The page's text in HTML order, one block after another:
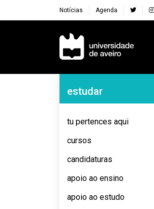
Notícias Agenda
Navegação Principal
Navegação
estudar
tu pertences aqui
cursos
candidaturas
apoio ao ensino
apoio ao estudo